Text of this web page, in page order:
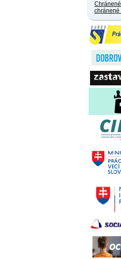
chránené